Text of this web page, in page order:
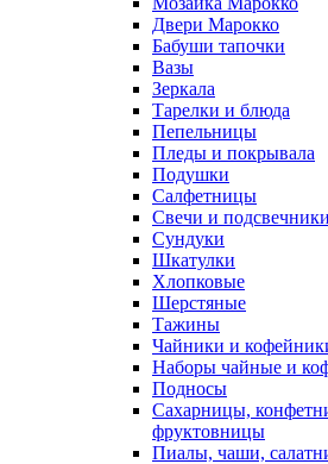
Двери Марокко
Бабуши тапочки
Вазы
Зеркала
Тарелки и блюда
Пепельницы
Пледы и покрывала
Подушки
Салфетницы
Свечи и подсвечники
Сундуки
Шкатулки
Хлопковые
Шерстяные
Тажины
Чайники и
Наборы чайные и
Подносы
Сахарницы,
фруктовницы
Пиалы, чаши,